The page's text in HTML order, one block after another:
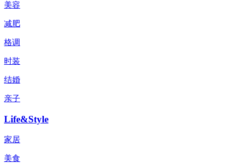
美容
减肥
格调
时装
结婚
亲子
Life&Style
家居
美食